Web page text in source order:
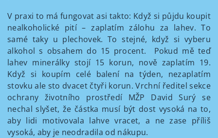
V praxi to má fungovat asi takto: Když si půjdu koupit
nealkoholické pití – zaplatím zálohu za lahev. To
samé taky u plechovek. To stejné, když si vyberu
alkohol s obsahem do 15 procent. Pokud mě teď
lahev minerálky stojí 15 korun, nově zaplatím 19.
Když si koupím celé balení na týden, nezaplatím
stovku ale sto dvacet čtyři korun. Vrchní ředitel sekce
ochrany životního prostředí MŽP David Surý se
nechal slyšet, že částka musí být dost vysoká na to,
aby lidi motivovala lahve vracet, a ne zase příliš
vysoká, aby je neodradila od nákupu.